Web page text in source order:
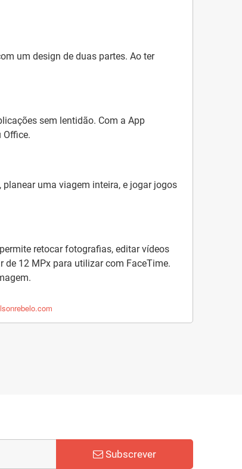
um design de duas partes. Ao ter
sem lentidão. Com a App
Office.
uma viagem inteira, e jogar jogos
retocar fotografias, editar vídeos
de 12 MPx para utilizar com FaceTime.
Subscrever